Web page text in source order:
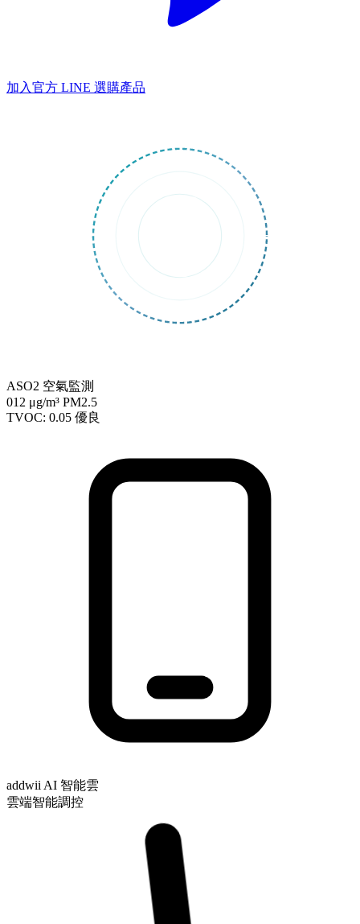
加入官方 LINE 選購產品
ASO2 空氣監測
012 μg/m³ PM2.5
TVOC: 0.05 優良
addwii AI 智能雲
雲端智能調控